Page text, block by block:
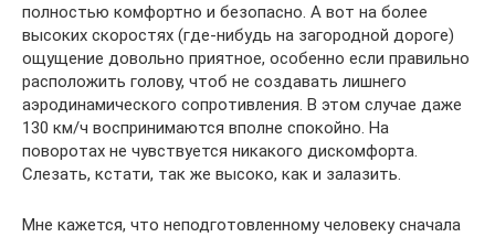
полностью комфортно и безопасно. А вот на более
высоких скоростях (где-нибудь на загородной дороге)
ощущение довольно приятное, особенно если правильно
расположить голову, чтоб не создавать лишнего
аэродинамического сопротивления. В этом случае даже
130 км/ч воспринимаются вполне спокойно. На
поворотах не чувствуется никакого дискомфорта.
Слезать, кстати, так же высоко, как и залазить.
Мне кажется, что неподготовленному человеку сначала